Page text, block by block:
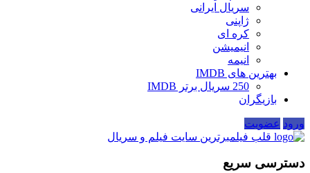
سریال ایرانی
ژاپنی
کره ای
انیمیشن
انیمه
بهترین های IMDB
250 سریال برتر IMDB
بازیگران
ورود عضویت
قلب فیلمبرترین سایت فیلم و سریال
دسترسی سریع